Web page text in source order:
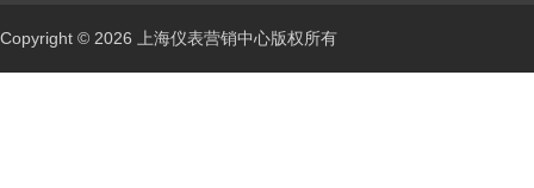
Copyright © 2026 上海仪表营销中心版权所有